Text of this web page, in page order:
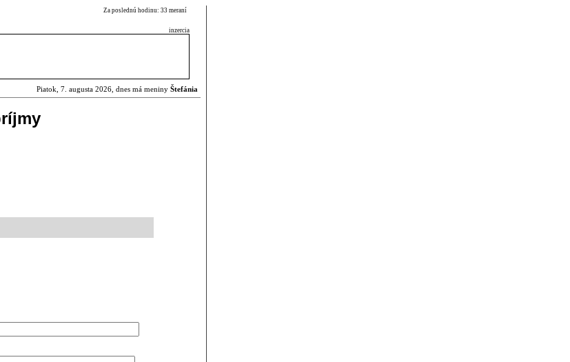
Za poslednú hodinu: 33 meraní
inzercia
Piatok, 7. augusta 2026, dnes má meniny Štefánia